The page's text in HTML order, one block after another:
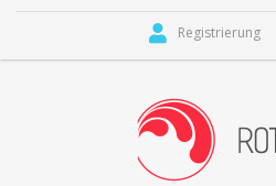
Registrierung